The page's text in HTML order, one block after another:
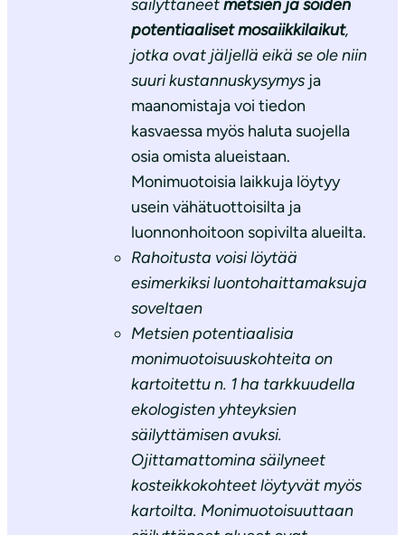
säilyttäneetmetsien ja soiden
potentiaaliset mosaiikkilaikut,
jotka ovat jäljellä eikä se ole niin
suuri kustannuskysymys ja
maanomistaja voi tiedon
kasvaessa myös haluta suojella
osia omista alueistaan.
Monimuotoisia laikkuja löytyy
usein vähätuottoisilta ja
luonnonhoitoon sopivilta alueilta.
Rahoitusta voisi löytää
esimerkiksi luontohaittamaksuja
soveltaen
Metsien potentiaalisia
monimuotoisuuskohteita on
kartoitettu n. 1 ha tarkkuudella
ekologisten yhteyksien
säilyttämisen avuksi.
Ojittamattomina säilyneet
kosteikkokohteet löytyvät myös
kartoilta. Monimuotoisuuttaan